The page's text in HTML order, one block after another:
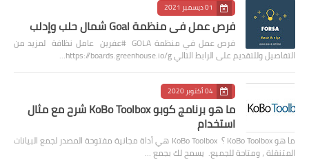
01 ديسمبر 2021
فرص عمل في منظمة Goal شمال حلب وإدلب
فرص عمل في منظمة GOLA #عفرين عامل نظافة لمزيد من
التفاصيل وللتقديم على الرابط التالي https://boards.greenhouse.io/g…
04 أكتوبر 2020
ما هو برنامج كوبو KoBo Toolbox شرح مع مثال
استخدام
ما هو KoBo Toolbox ؟ KoBo Toolbox هي أداة مجانية مفتوحة المصدر لجمع البيانات
المتنقلة ، ومتاحة للجميع. يسمح لك بجمع …